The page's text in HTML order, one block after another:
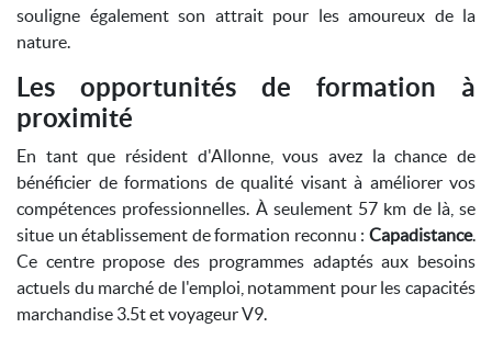
souligne également son attrait pour les amoureux de la
nature.
Les opportunités de formation à
proximité
En tant que résident d'Allonne, vous avez la chance de
bénéficier de formations de qualité visant à améliorer vos
compétences professionnelles. À seulement 57 km de là, se
situe un établissement de formation reconnu : Capadistance.
Ce centre propose des programmes adaptés aux besoins
actuels du marché de l'emploi, notamment pour les capacités
marchandise 3.5t et voyageur V9.